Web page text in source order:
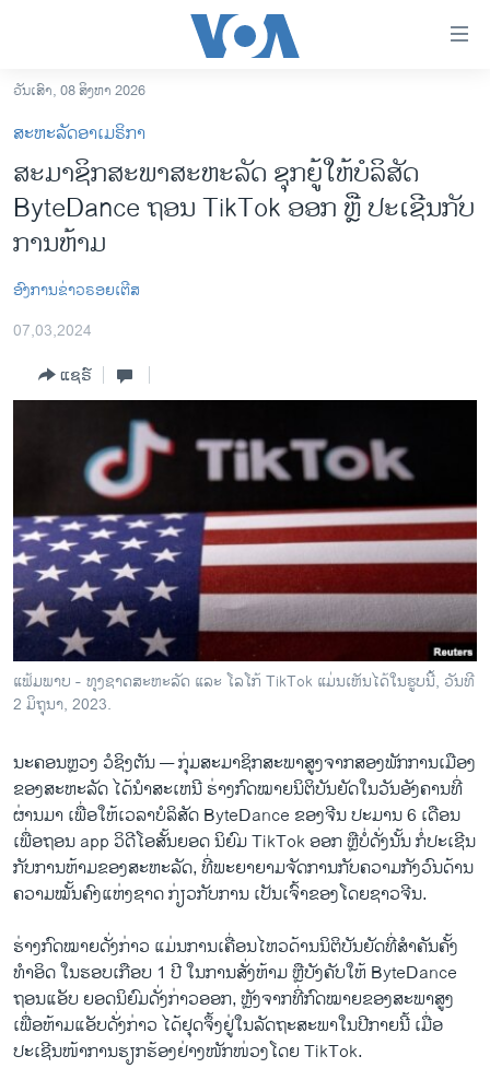
ເຂົ້າ
ຫາ
ຂ້າມ
ຂ້າມ
ໄປ
ຫາ
ຊອກ
ອາເມຣິກາ
ການເລືອກຕັ້ງ ປະທານາທີບໍດີ ສະຫະລັດ 2024
ອິດສະຫຼະພາບດ້ານການຂ່າວ
ຊຸມຊົນຊາວລາວ
ວິທະຍາສາດ-ເທັກໂນໂລຈີ
ທຸລະກິດ
ພາສາອັງກິດ
ວີດີໂອ
ສຽງ
ລາຍການກະຈາຍສຽງ
ຕິດຕາມພວກເຮົາ ທີ່
ພາສາຕ່າງໆ
ວັນເສົາ, 08 ສິງຫາ 2026
ສະຫະລັດອາເມຣິກາ
ສະມາຊິກສະພາສະຫະລັດ ຊຸກຍູ້ໃຫ້ບໍ​ລິ​ສັດ
ByteDance ຖອນ TikTok ອອກ ຫຼື ປະເຊີນກັບ
ການຫ້າມ
ອົງການຂ່າວຣອຍເຕີສ
07,03,2024
ແຊຣ໌
ແຟ້ມພາບ - ທຸງຊາດສະຫະລັດ ແລະ ໂລໂກ້ TikTok ແມ່ນເຫັນໄດ້ໃນຮູບນີ້, ວັນທີ
2 ມິຖຸນາ, 2023.
ນະຄອນຫຼວງ ວໍຊິງຕັນ —ກຸ່ມ​ສະ​ມາ​ຊິກ​ສະ​ພາ​ສູງ​ຈາກ​ສອງ​ພັກ​ການ​ເມືອງ
ຂອງສະຫະລັດ ໄດ້ນໍາສະເຫນີ ຮ່າງ​ກົດ​ໝາຍນິຕິບັນ​ຍັດໃນວັນອັງຄານທີ່
ຜ່ານມາ ເພື່ອໃຫ້ເວລາບໍລິສັດ ByteDance ຂອງຈີນ ປະມານ 6 ເດືອນ
ເພື່ອຖອນ app ວິດີໂອສັ້ນຍອດ ນິຍົມ TikTok ອອກ ຫຼືບໍ່ດັ່ງນັ້ນ ກໍ່ປະເຊີນ
ກັບການຫ້າມຂອງສະຫະລັດ, ທີ່​ພະ​ຍາ​ຍາມຈັດການກັບຄວາມ​ກັງ​ວົນດ້ານ
ຄວາມໝັ້ນຄົງແຫ່ງຊາດ ກ່ຽວກັບການ ເປັນເຈົ້າຂອງໂດຍຊາວຈີນ.
ຮ່າງ​ກົດໝາຍ​ດັ່ງກ່າວ​ ແມ່ນ​ການ​ເຄື່ອນ​ໄຫວດ້ານ​ນິຕິບັນ​ຍັດທີ່​ສຳຄັນ​ຄັ້ງ​
ທຳ​ອິດ​ ​ໃນ​ຮອບ​ເກືອບ 1 ປີ ​ໃນການສັ່ງຫ້າມ ຫຼື​ບັງຄັບ​ໃຫ້ ByteDance
ຖອນແອັບ ຍອດນິຍົມດັ່ງກ່າວອອກ, ຫຼັງ​ຈາກທີ່​ກົດໝາຍ​ຂອງ​ສະພາ​ສູງ​
ເພື່ອ​ຫ້າມ​ແອັບດັ່ງກ່າວ ​ໄດ້ຢຸດຈຶ້ງຢູ່ໃນ​ລັດຖະສະພາ​ໃນ​ປີ​ກາຍ​ນີ້ ເມື່ອ
ປະເຊີນໜ້າ​ການ​ຮຽກຮ້ອງ​ຢ່າງ​ໜັກໜ່ວງ​ໂດຍ TikTok.